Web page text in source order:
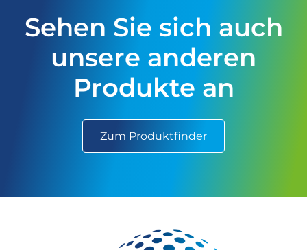
Sehen Sie sich auch
unsere anderen
Produkte an
Zum Produktfinder